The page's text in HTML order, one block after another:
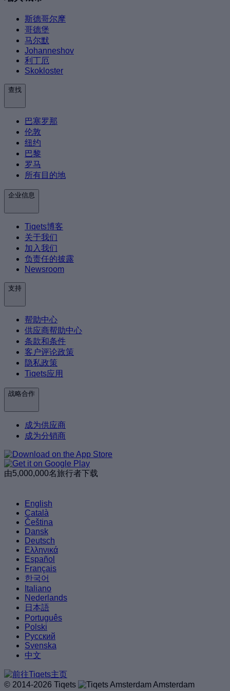
斯德哥尔摩
哥德堡
马尔默
Johanneshov
利丁厄
Skokloster
查找
巴塞罗那
伦敦
纽约
巴黎
罗马
所有目的地
企业信息
Tiqets博客
关于我们
加入我们
负责任的披露
Newsroom
支持
帮助中心
供应商帮助中心
条款和条件
客户评论政策
隐私政策
Tiqets应用
战略合作
成为供应商
成为分销商
由5,000,000名旅行者下载
English
Català
Čeština
Dansk
Deutsch
Ελληνικά
Español
Français
한국어
Italiano
Nederlands
日本語
Português
Polski
Русский
Svenska
中文
© 2014-2026 Tiqets
Amsterdam